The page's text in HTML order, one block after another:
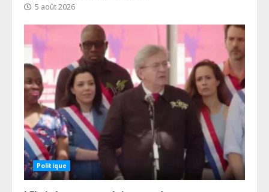
5 août 2026
Politique